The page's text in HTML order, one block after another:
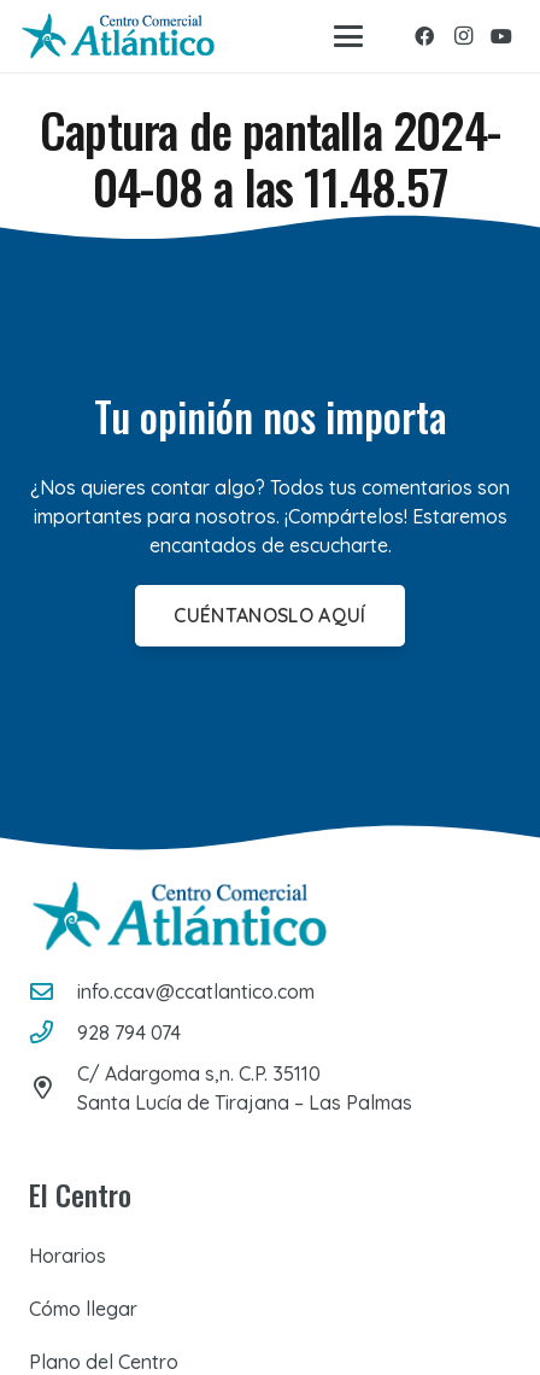
Captura de pantalla 2024-
04-08 a las 11.48.57
Tu opinión nos importa
¿Nos quieres contar algo? Todos tus comentarios son
importantes para nosotros. ¡Compártelos! Estaremos
encantados de escucharte.
CUÉNTANOSLO AQUÍ
info.ccav@ccatlantico.com
928 794 074
C/ Adargoma s,n. C.P. 35110
Santa Lucía de Tirajana – Las Palmas
El Centro
Horarios
Cómo llegar
Plano del Centro